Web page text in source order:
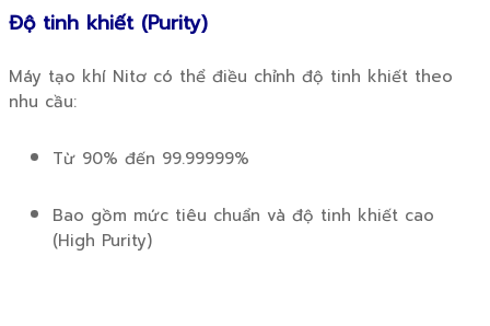
Độ tinh khiết (Purity)
Máy tạo khí Nitơ có thể điều chỉnh độ tinh khiết theo
nhu cầu:
Từ 90% đến 99.99999%
Bao gồm mức tiêu chuẩn và độ tinh khiết cao
(High Purity)